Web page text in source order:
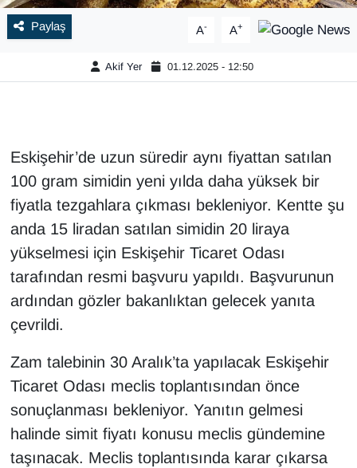
Paylaş A- A+
Akif Yer 01.12.2025 - 12:50
Eskişehir’de uzun süredir aynı fiyattan satılan
100 gram simidin yeni yılda daha yüksek bir
fiyatla tezgahlara çıkması bekleniyor. Kentte şu
anda 15 liradan satılan simidin 20 liraya
yükselmesi için Eskişehir Ticaret Odası
tarafından resmi başvuru yapıldı. Başvurunun
ardından gözler bakanlıktan gelecek yanıta
çevrildi.
Zam talebinin 30 Aralık’ta yapılacak Eskişehir
Ticaret Odası meclis toplantısından önce
sonuçlanması bekleniyor. Yanıtın gelmesi
halinde simit fiyatı konusu meclis gündemine
taşınacak. Meclis toplantısında karar çıkarsa